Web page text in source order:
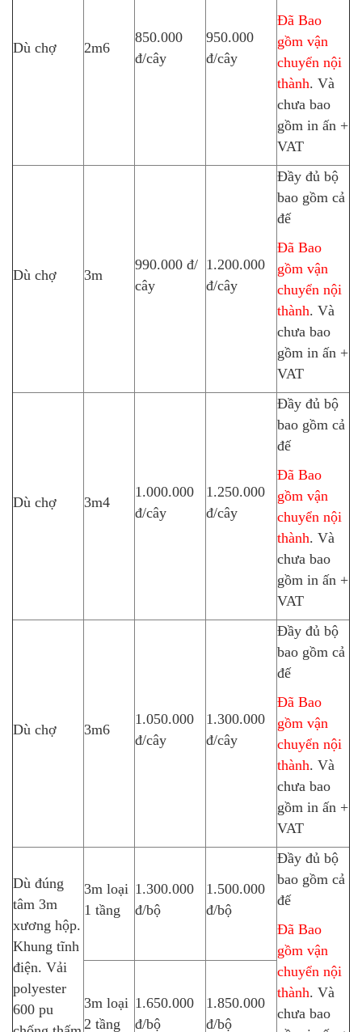
Dù chợ 2m6
850.000
đ/cây
950.000
đ/cây
Đã Bao
gồm vận
chuyển nội
thành. Và
chưa bao
gồm in ấn +
VAT
Dù chợ 3m
990.000 đ/
cây
1.200.000
đ/cây
Đầy đủ bộ
bao gồm cả
đế
Đã Bao
gồm vận
chuyển nội
thành. Và
chưa bao
gồm in ấn +
VAT
Dù chợ 3m4
1.000.000
đ/cây
1.250.000
đ/cây
Đầy đủ bộ
bao gồm cả
đế
Đã Bao
gồm vận
chuyển nội
thành. Và
chưa bao
gồm in ấn +
VAT
Dù chợ 3m6
1.050.000
đ/cây
1.300.000
đ/cây
Đầy đủ bộ
bao gồm cả
đế
Đã Bao
gồm vận
chuyển nội
thành. Và
chưa bao
gồm in ấn +
VAT
Dù đúng
tâm 3m
xương hộp.
Khung tĩnh
điện. Vải
polyester
600 pu
3m loại
1 tầng
1.300.000
đ/bộ
1.500.000
đ/bộ
Đầy đủ bộ
bao gồm cả
đế
Đã Bao
gồm vận
chuyển nội
thành. Và
chưa bao
3m loại
2 tầng
1.650.000
đ/bộ
1.850.000
đ/bộ